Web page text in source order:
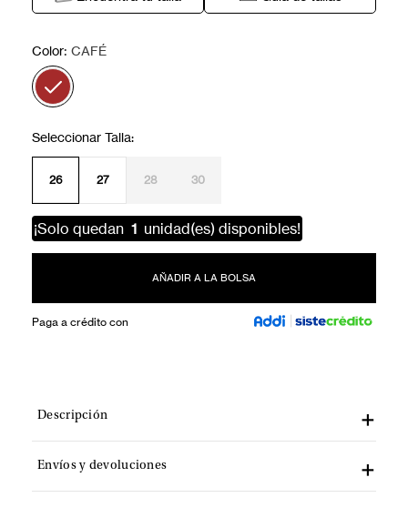
Color: CAFÉ
26 27 28 30
¡Solo quedan 1 unidad(es) disponibles!
AÑADIR A LA BOLSA
Paga a crédito con
Descripción
Envíos y devoluciones